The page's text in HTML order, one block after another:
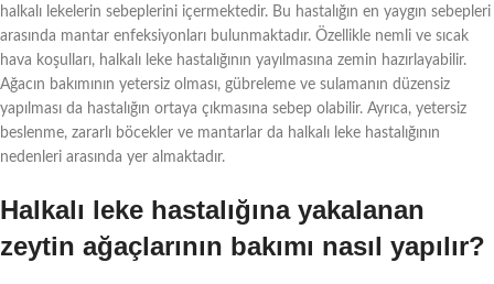
halkalı lekelerin sebeplerini içermektedir. Bu hastalığın en yaygın sebepleri
arasında mantar enfeksiyonları bulunmaktadır. Özellikle nemli ve sıcak
hava koşulları, halkalı leke hastalığının yayılmasına zemin hazırlayabilir.
Ağacın bakımının yetersiz olması, gübreleme ve sulamanın düzensiz
yapılması da hastalığın ortaya çıkmasına sebep olabilir. Ayrıca, yetersiz
beslenme, zararlı böcekler ve mantarlar da halkalı leke hastalığının
nedenleri arasında yer almaktadır.
Halkalı leke hastalığına yakalanan
zeytin ağaçlarının bakımı nasıl yapılır?